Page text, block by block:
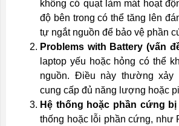
không có quạt làm mát hoạt
độ bên trong có thể tăng lên
tự ngắt nguồn để bảo vệ phần
Problems with Battery (vấn
laptop yếu hoặc hỏng có thể
nguồn. Điều này thường xảy
cung cấp đủ năng lượng hoặc
Hệ thống hoặc phần cứng bị
thống hoặc lỗi phần cứng, như